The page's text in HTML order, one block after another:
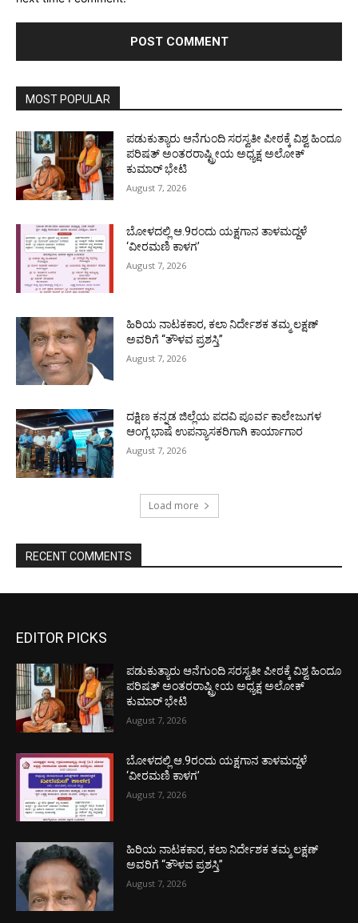
MOST POPULAR
ಪಡುಕುತ್ಯಾರು ಆನೆಗುಂದಿ ಸರಸ್ವತೀ ಪೀಠಕ್ಕೆ ವಿಶ್ವ ಹಿಂದೂ
ಪರಿಷತ್ ಅಂತರರಾಷ್ಟ್ರೀಯ ಅಧ್ಯಕ್ಷ ಅಲೋಕ್
ಕುಮಾರ್ ಭೇಟಿ
August 7, 2026
ಬೋಳದಲ್ಲಿ ಆ.9ರಂದು ಯಕ್ಷಗಾನ ತಾಳಮದ್ದಳೆ
‘ವೀರಮಣಿ ಕಾಳಗ’
August 7, 2026
ಹಿರಿಯ ನಾಟಕಕಾರ, ಕಲಾ ನಿರ್ದೇಶಕ ತಮ್ಮ ಲಕ್ಷಣ್
ಅವರಿಗೆ “ತೌಳವ ಪ್ರಶಸ್ತಿ”
August 7, 2026
ದಕ್ಷಿಣ ಕನ್ನಡ ಜಿಲ್ಲೆಯ ಪದವಿ ಪೂರ್ವ ಕಾಲೇಜುಗಳ
ಆಂಗ್ಲ ಭಾಷೆ ಉಪನ್ಯಾಸಕರಿಗಾಗಿ ಕಾರ್ಯಾಗಾರ
August 7, 2026
Load more
RECENT COMMENTS
EDITOR PICKS
ಪಡುಕುತ್ಯಾರು ಆನೆಗುಂದಿ ಸರಸ್ವತೀ ಪೀಠಕ್ಕೆ ವಿಶ್ವ ಹಿಂದೂ
ಪರಿಷತ್ ಅಂತರರಾಷ್ಟ್ರೀಯ ಅಧ್ಯಕ್ಷ ಅಲೋಕ್
ಕುಮಾರ್ ಭೇಟಿ
August 7, 2026
ಬೋಳದಲ್ಲಿ ಆ.9ರಂದು ಯಕ್ಷಗಾನ ತಾಳಮದ್ದಳೆ
‘ವೀರಮಣಿ ಕಾಳಗ’
August 7, 2026
ಹಿರಿಯ ನಾಟಕಕಾರ, ಕಲಾ ನಿರ್ದೇಶಕ ತಮ್ಮ ಲಕ್ಷಣ್
ಅವರಿಗೆ “ತೌಳವ ಪ್ರಶಸ್ತಿ”
August 7, 2026